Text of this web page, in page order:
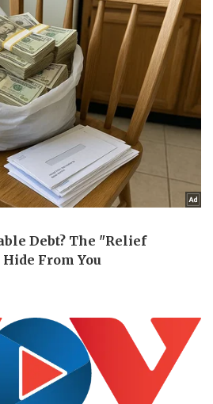
Đời sống
Nhà đẹp
Blog
Tình yêu - Gia đình